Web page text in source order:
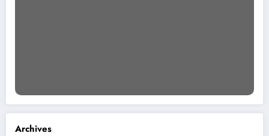
Archives